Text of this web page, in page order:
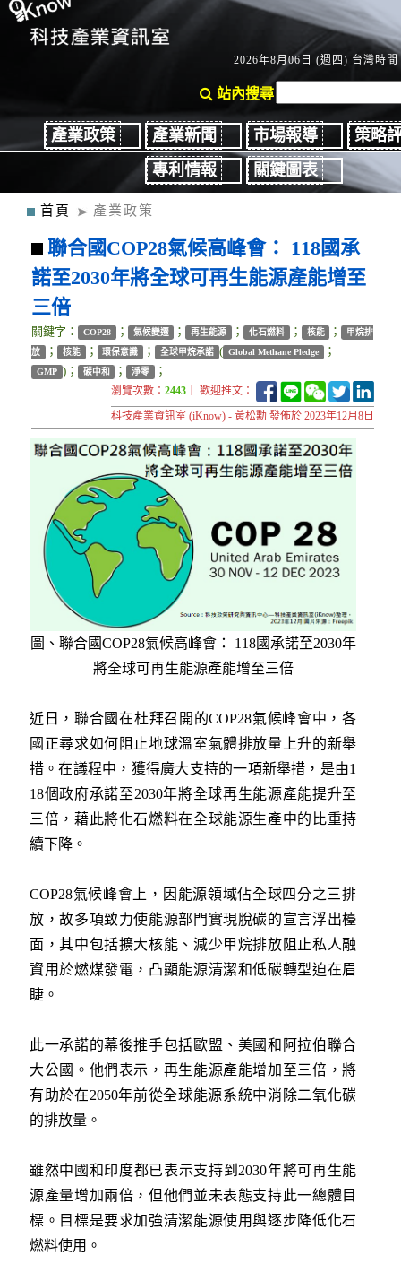
2026年8月06日 (週四) 台灣時間
站內搜尋
產業政策 產業新聞 市場報導
策略
專利情報
關鍵圖表
首頁 產業政策
聯合國COP28氣候高峰會： 118國承
諾至2030年將全球可再生能源產能增至
三倍
關鍵字： COP28 ； 氣候變遷 ； 再生能源 ； 化石燃料 ； 核能 ； 甲烷排
放 ； 核能 ； 環保意識 ； 全球甲烷承諾 ( Global Methane Pledge ；
GMP )； 碳中和 ； 淨零 ；
瀏覽次數：2443 ｜ 歡迎推文：
科技產業資訊室 (iKnow) - 黃松勳 發佈於 2023年12月8日
圖、聯合國COP28氣候高峰會： 118國承諾至2030年
將全球可再生能源產能增至三倍
近日，聯合國在杜拜召開的COP28氣候峰會中，各
國正尋求如何阻止地球溫室氣體排放量上升的新舉
措。在議程中，獲得廣大支持的一項新舉措，是由1
18個政府承諾至2030年將全球再生能源產能提升至
三倍，藉此將化石燃料在全球能源生產中的比重持
續下降。
COP28氣候峰會上，因能源領域佔全球四分之三排
放，故多項致力使能源部門實現脫碳的宣言浮出檯
面，其中包括擴大核能、減少甲烷排放阻止私人融
資用於燃煤發電，凸顯能源清潔和低碳轉型迫在眉
睫。
此一承諾的幕後推手包括歐盟、美國和阿拉伯聯合
大公國。他們表示，再生能源產能增加至三倍，將
有助於在2050年前從全球能源系統中消除二氧化碳
的排放量。
雖然中國和印度都已表示支持到2030年將可再生能
源產量增加兩倍，但他們並未表態支持此一總體目
標。目標是要求加強清潔能源使用與逐步降低化石
燃料使用。